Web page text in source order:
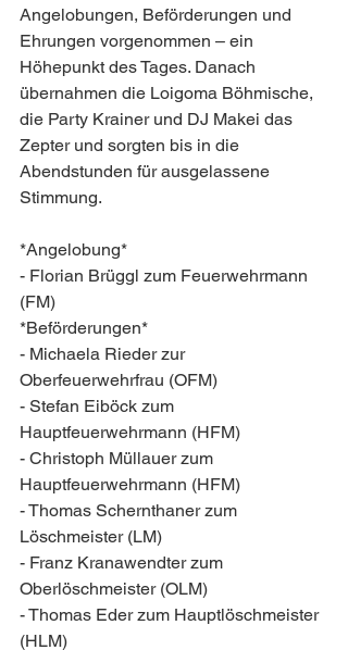
Angelobungen, Beförderungen und
Ehrungen vorgenommen – ein
Höhepunkt des Tages. Danach
übernahmen die Loigoma Böhmische,
die Party Krainer und DJ Makei das
Zepter und sorgten bis in die
Abendstunden für ausgelassene
Stimmung.
*Angelobung*
- Florian Brüggl zum Feuerwehrmann
(FM)
*Beförderungen*
- Michaela Rieder zur
Oberfeuerwehrfrau (OFM)
- Stefan Eiböck zum
Hauptfeuerwehrmann (HFM)
- Christoph Müllauer zum
Hauptfeuerwehrmann (HFM)
- Thomas Schernthaner zum
Löschmeister (LM)
- Franz Kranawendter zum
Oberlöschmeister (OLM)
- Thomas Eder zum Hauptlöschmeister
(HLM)